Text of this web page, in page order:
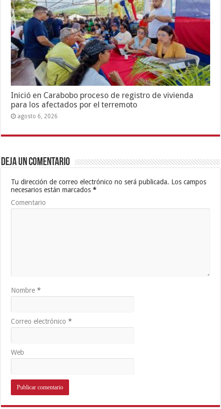
Inició en Carabobo proceso de registro de vivienda
para los afectados por el terremoto
agosto 6, 2026
Deja un comentario
Tu dirección de correo electrónico no será publicada. Los campos
necesarios están marcados*
Comentario
Nombre*
Correo electrónico*
Web